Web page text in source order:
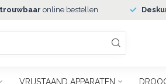
online bestellen
VRIJSTAAND APPARATEN